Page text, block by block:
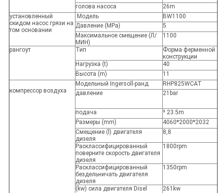
голова насоса
26m
установленный
скидом насос грязи на
том основании
Модель
BW1100
Давление (MPa)
5
Максимальное смещение (Л/
МИН)
1100
рангоут Тип
Форма ферменной
конструкции
Нагрузка (t)
40
Высота (m)
11
компрессор воздуха
Модельный Ingersoll-ранд
RHP825WCAT
давление
21bar
подача
³ 23.5m
Размеры (mm)
4060*2000*2032
Смещение (l) двигателя
дизеля
8,8
Расклассифицированный
поверните скорость двигателя
дизеля
1800rpm
Расклассифицированный
бездельничать двигателя
дизеля
1350rpm
(kw) сила двигателя Disel
261kw